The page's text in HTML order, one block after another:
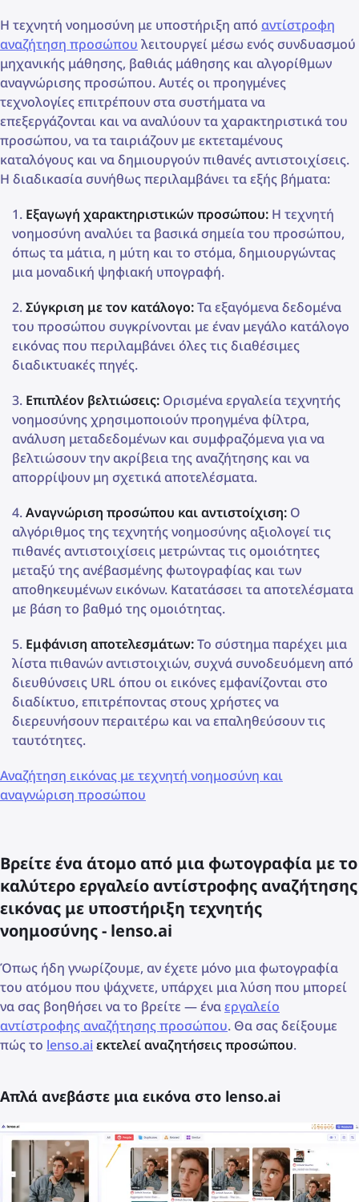
Η τεχνητή νοημοσύνη με υποστήριξη από αντίστροφη
αναζήτηση προσώπου λειτουργεί μέσω ενός συνδυασμού
μηχανικής μάθησης, βαθιάς μάθησης και αλγορίθμων
αναγνώρισης προσώπου. Αυτές οι προηγμένες
τεχνολογίες επιτρέπουν στα συστήματα να
επεξεργάζονται και να αναλύουν τα χαρακτηριστικά του
προσώπου, να τα ταιριάζουν με εκτεταμένους
καταλόγους και να δημιουργούν πιθανές αντιστοιχίσεις.
Η διαδικασία συνήθως περιλαμβάνει τα εξής βήματα:
Εξαγωγή χαρακτηριστικών προσώπου: Η τεχνητή
νοημοσύνη αναλύει τα βασικά σημεία του προσώπου,
όπως τα μάτια, η μύτη και το στόμα, δημιουργώντας
μια μοναδική ψηφιακή υπογραφή.
Σύγκριση με τον κατάλογο:Τα εξαγόμενα δεδομένα
του προσώπου συγκρίνονται με έναν μεγάλο κατάλογο
εικόνας που περιλαμβάνει όλες τις διαθέσιμες
διαδικτυακές πηγές.
Επιπλέον βελτιώσεις: Ορισμένα εργαλεία τεχνητής
νοημοσύνης χρησιμοποιούν προηγμένα φίλτρα,
ανάλυση μεταδεδομένων και συμφραζόμενα για να
βελτιώσουν την ακρίβεια της αναζήτησης και να
απορρίψουν μη σχετικά αποτελέσματα.
Αναγνώριση προσώπου και αντιστοίχιση: Ο
αλγόριθμος της τεχνητής νοημοσύνης αξιολογεί τις
πιθανές αντιστοιχίσεις μετρώντας τις ομοιότητες
μεταξύ της ανέβασμένης φωτογραφίας και των
αποθηκευμένων εικόνων. Κατατάσσει τα αποτελέσματα
με βάση το βαθμό της ομοιότητας.
Εμφάνιση αποτελεσμάτων:Το σύστημα παρέχει μια
λίστα πιθανών αντιστοιχιών, συχνά συνοδευόμενη από
διευθύνσεις URL όπου οι εικόνες εμφανίζονται στο
διαδίκτυο, επιτρέποντας στους χρήστες να
διερευνήσουν περαιτέρω και να επαληθεύσουν τις
ταυτότητες.
Αναζήτηση εικόνας με τεχνητή νοημοσύνη και
αναγνώριση προσώπου
Βρείτε ένα άτομο από μια φωτογραφία με το
καλύτερο εργαλείο αντίστροφης αναζήτησης
εικόνας με υποστήριξη τεχνητής
νοημοσύνης - lenso.ai
Όπως ήδη γνωρίζουμε, αν έχετε μόνο μια φωτογραφία
του ατόμου που ψάχνετε, υπάρχει μια λύση που μπορεί
να σας βοηθήσει να το βρείτε — έναεργαλείο
αντίστροφης αναζήτησης προσώπου. Θα σας δείξουμε
πώς το lenso.ai εκτελεί αναζητήσεις προσώπου.
Απλά ανεβάστε μια εικόνα στο lenso.ai